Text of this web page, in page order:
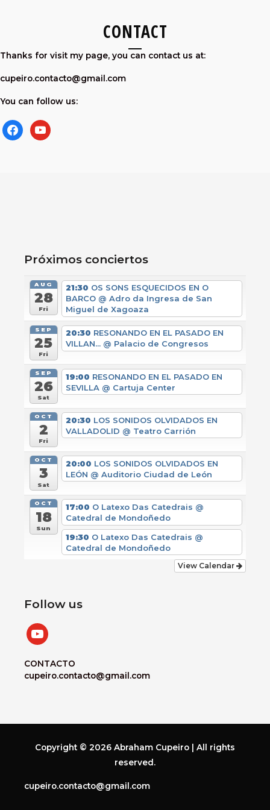
CONTACT
Thanks for visit my page, you can contact us at:
cupeiro.contacto@gmail.com
You can follow us:
facebookyoutube
Próximos conciertos
AUG
28
Fri
21:30 OS SONS ESQUECIDOS EN O
BARCO @ Adro da Ingresa de San
Miguel de Xagoaza
SEP
25
Fri
20:30 RESONANDO EN EL PASADO EN
VILLAN... @ Palacio de Congresos
SEP
26
Sat
19:00 RESONANDO EN EL PASADO EN
SEVILLA @ Cartuja Center
OCT
2
Fri
20:30 LOS SONIDOS OLVIDADOS EN
VALLADOLID @ Teatro Carrión
OCT
3
Sat
20:00 LOS SONIDOS OLVIDADOS EN
LEÓN @ Auditorio Ciudad de León
OCT
18
Sun
17:00 O Latexo Das Catedrais @
Catedral de Mondoñedo
19:30 O Latexo Das Catedrais @
Catedral de Mondoñedo
View Calendar
Follow us
youtube
CONTACTO
cupeiro.contacto@gmail.com
Copyright © 2026 Abraham Cupeiro | All rights
reserved.
cupeiro.contacto@gmail.com